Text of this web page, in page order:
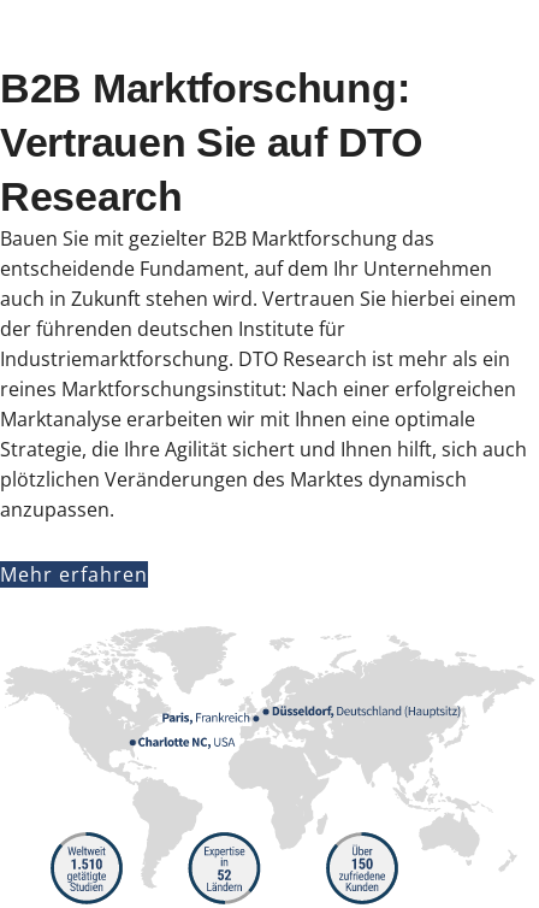
B2B Marktforschung:
Vertrauen Sie auf DTO
Research
Bauen Sie mit gezielter B2B Marktforschung das
entscheidende Fundament, auf dem Ihr Unternehmen
auch in Zukunft stehen wird. Vertrauen Sie hierbei einem
der führenden deutschen Institute für
Industriemarktforschung. DTO Research ist mehr als ein
reines Marktforschungsinstitut: Nach einer erfolgreichen
Marktanalyse erarbeiten wir mit Ihnen eine optimale
Strategie, die Ihre Agilität sichert und Ihnen hilft, sich auch
plötzlichen Veränderungen des Marktes dynamisch
anzupassen.
Mehr erfahren